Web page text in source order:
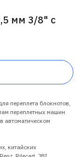
мм 3/8" с
переплета блокнотов,
переплетных машин
автоматическом
китайских